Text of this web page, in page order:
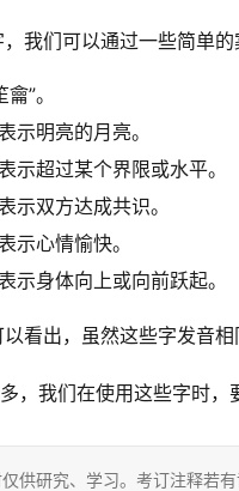
们可以通过一些简单的
”。
示明亮的月亮。
示超过某个界限或水平。
示双方达成共识。
示心情愉快。
示身体向上或向前跃起。
出，虽然这些字发音相
我们在使用这些字时，
供研究、学习。考订注释若